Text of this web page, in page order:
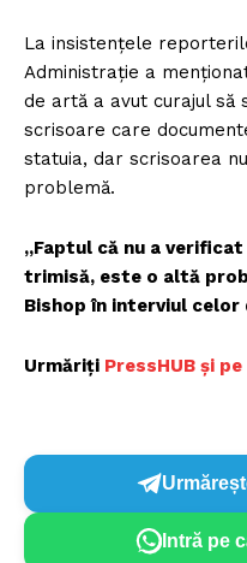
La insistențele
Administrație a
de artă a avut curajul să
scrisoare care
statuia, dar scrisoarea
problemă.
„Faptul că nu a
trimisă, este o altă
Bishop în interviul celor
Urmăriți PressHUB și
Intră pe